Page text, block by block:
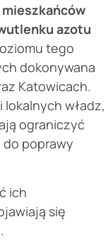
azotu
tego
dokonywana
Katowicach.
władz,
ograniczyć
poprawy
ich
się